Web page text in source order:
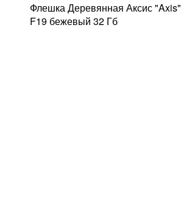
Флешка Деревянная Аксис "Axis"
F19 бежевый 32 Гб